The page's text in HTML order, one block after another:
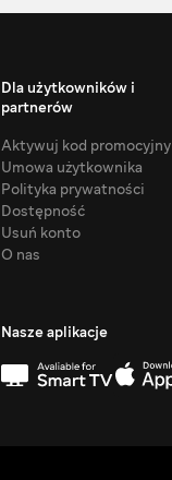
Dla użytkowników i
partnerów
Aktywuj kod promocyjny
Umowa użytkownika
Polityka prywatności
Dostępność
Usuń konto
O nas
Nasze aplikacje